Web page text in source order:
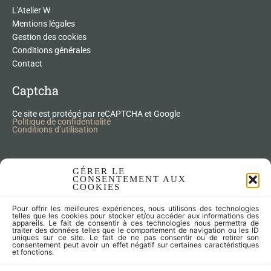
GÉRER LE
CONSENTEMENT AUX
COOKIES
Pour offrir les meilleures expériences, nous utilisons des technologies
telles que les cookies pour stocker et/ou accéder aux informations des
appareils. Le fait de consentir à ces technologies nous permettra de
traiter des données telles que le comportement de navigation ou les ID
uniques sur ce site. Le fait de ne pas consentir ou de retirer son
consentement peut avoir un effet négatif sur certaines caractéristiques
et fonctions.
L'Atelier W
Mentions légales
Gestion des cookies
Conditions générales
Contact
Captcha
Ce site est protégé par reCAPTCHA et Google
Politique de confidentialité
Conditions d’utilisation
Nos Produits Upcycling
Articles zéro déchet
Fleurs séchées
Lampes
Meubles